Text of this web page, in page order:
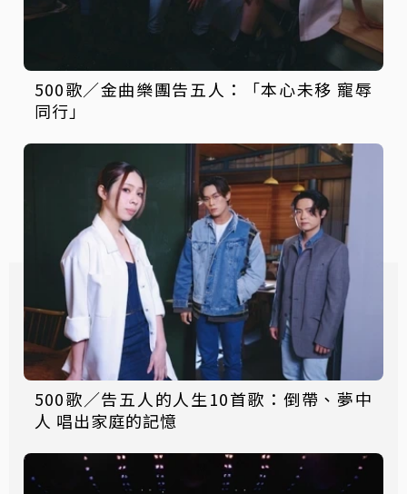
500歌／金曲樂團告五人：「本心未移 寵辱
同行」
500歌／告五人的人生10首歌：倒帶、夢中
人 唱出家庭的記憶